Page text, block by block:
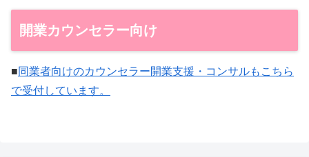
開業カウンセラー向け
■同業者向けのカウンセラー開業支援・コンサルもこちら
で受付しています。